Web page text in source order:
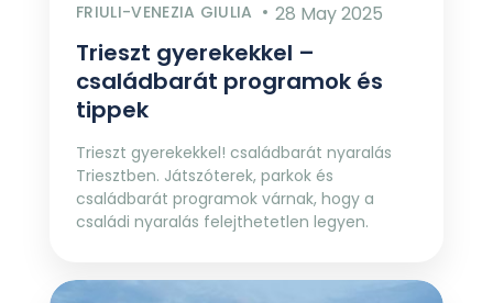
FRIULI-VENEZIA GIULIA 28 May 2025
Trieszt gyerekekkel –
családbarát programok és
tippek
Trieszt gyerekekkel! családbarát nyaralás
Triesztben. Játszóterek, parkok és
családbarát programok várnak, hogy a
családi nyaralás felejthetetlen legyen.